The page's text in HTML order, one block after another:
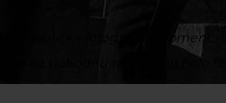
umetničke fotografije
na slobodnu temu crno bele